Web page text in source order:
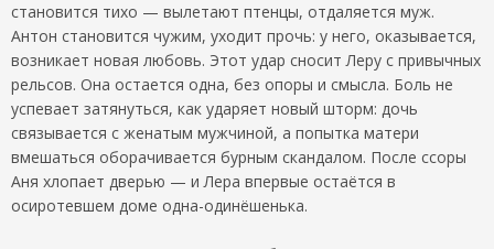
становится тихо — вылетают птенцы, отдаляется муж.
Антон становится чужим, уходит прочь: у него, оказывается,
возникает новая любовь. Этот удар сносит Леру с привычных
рельсов. Она остается одна, без опоры и смысла. Боль не
успевает затянуться, как ударяет новый шторм: дочь
связывается с женатым мужчиной, а попытка матери
вмешаться оборачивается бурным скандалом. После ссоры
Аня хлопает дверью — и Лера впервые остаётся в
осиротевшем доме одна-одинёшенька.